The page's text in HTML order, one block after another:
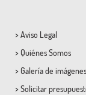
> Aviso Legal
> Quiénes Somos
> Galería de imágenes
> Solicitar